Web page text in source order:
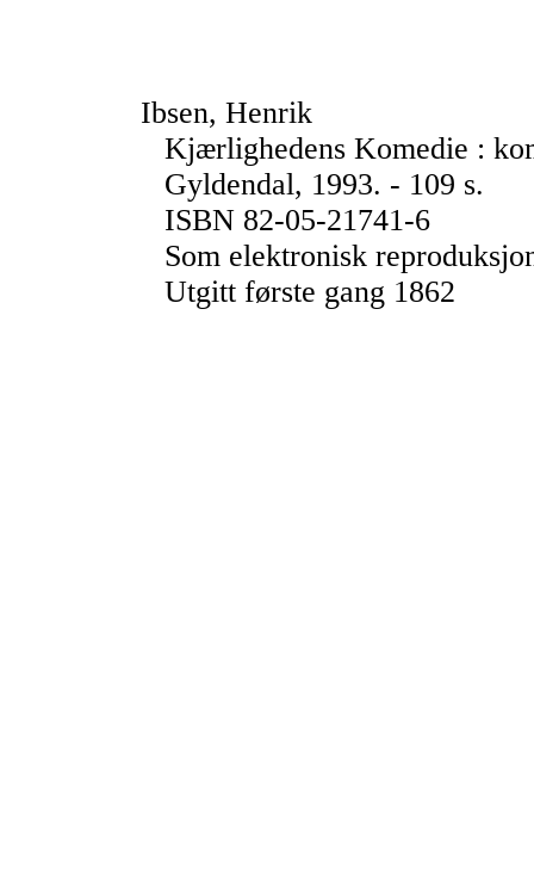
Ibsen, Henrik
Kjærlighedens Komedie :
Gyldendal, 1993. - 109 s.
ISBN 82-05-21741-6
Som elektronisk
Utgitt første gang 1862